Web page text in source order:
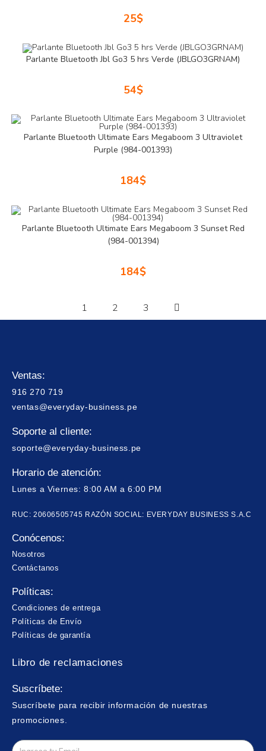
25$
Parlante Bluetooth Jbl Go3 5 hrs Verde (JBLGO3GRNAM)
54$
Parlante Bluetooth Ultimate Ears Megaboom 3 Ultraviolet
Purple (984-001393)
184$
Parlante Bluetooth Ultimate Ears Megaboom 3 Sunset Red
(984-001394)
184$
1 2 3
Ventas:
916 270 719
ventas@everyday-business.pe
Soporte al cliente:
soporte@everyday-business.pe
Horario de atención:
Lunes a Viernes: 8:00 AM a 6:00 PM
RUC: 20606505745 RAZÓN SOCIAL: EVERYDAY BUSINESS S.A.C
Conócenos:
Nosotros
Contáctanos
Políticas:
Condiciones de entrega
Políticas de Envío
Políticas de garantía
Libro de reclamaciones
Suscríbete:
Suscríbete para recibir información de nuestras
promociones.